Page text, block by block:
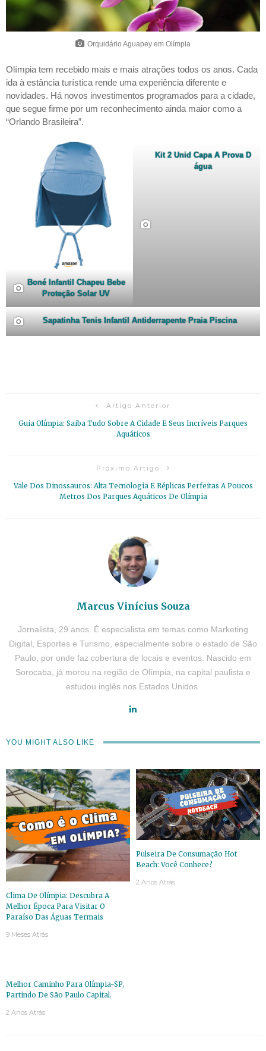
Orquidário Aguapey em Olímpia
Olímpia tem recebido mais e mais atrações todos os anos. Cada
ida à estância turística rende uma experiência diferente e
novidades. Há novos investimentos programados para a cidade,
que segue firme por um reconhecimento ainda maior como a
“Orlando Brasileira”.
Boné Infantil Chapeu Bebe
Proteção Solar UV
Kit 2 Unid Capa A Prova D
água
Sapatinha Tenis Infantil Antiderrapente Praia Piscina
Artigo Anterior
Guia Olímpia: Saiba Tudo Sobre A Cidade E Seus Incríveis Parques
Aquáticos
Próximo Artigo
Vale Dos Dinossauros: Alta Tecnologia E Réplicas Perfeitas A Poucos
Metros Dos Parques Aquáticos De Olímpia
Marcus Vinícius Souza
Jornalista, 29 anos. É especialista em temas como Marketing
Digital, Esportes e Turismo, especialmente sobre o estado de São
Paulo, por onde faz cobertura de locais e eventos. Nascido em
Sorocaba, já morou na região de Olímpia, na capital paulista e
estudou inglês nos Estados Unidos.
YOU MIGHT ALSO LIKE
Clima De Olímpia: Descubra A
Melhor Época Para Visitar O
Paraíso Das Águas Termais
9 Meses Atrás
Pulseira De Consumação Hot
Beach: Você Conhece?
2 Anos Atrás
Melhor Caminho Para Olímpia-SP,
Partindo De São Paulo Capital.
2 Anos Atrás